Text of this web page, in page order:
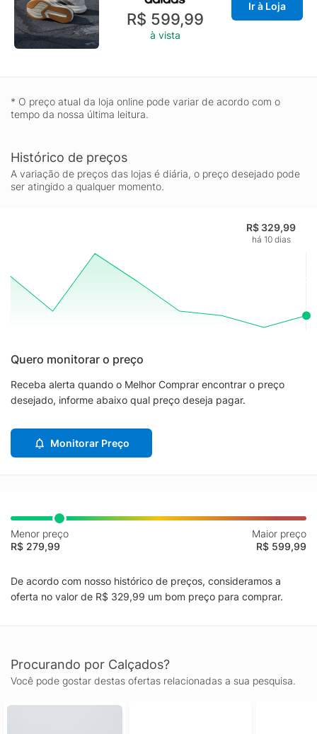
R$ 599,99
à vista
Ir à Loja
* O preço atual da loja online pode variar de acordo com o
tempo da nossa última leitura.
Histórico de preços
A variação de preços das lojas é diária, o preço desejado pode
ser atingido a qualquer momento.
R$ 329,99
há 10 dias
Quero monitorar o preço
Receba alerta quando o Melhor Comprar encontrar o preço
desejado, informe abaixo qual preço deseja pagar.
Monitorar Preço
Menor preço
R$ 279,99
Maior preço
R$ 599,99
De acordo com nosso histórico de preços, consideramos a
oferta no valor de R$ 329,99 um bom preço para comprar.
Procurando por Calçados?
Você pode gostar destas ofertas relacionadas a sua pesquisa.